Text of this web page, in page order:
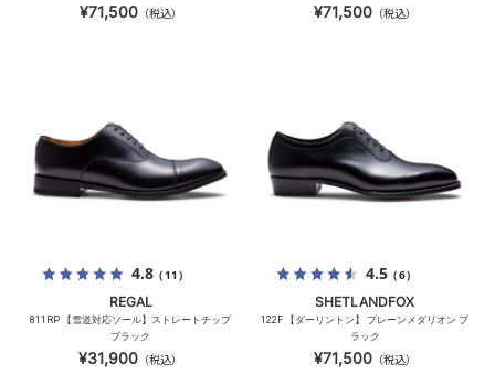
¥71,500（税込） ¥71,500（税込）
4.8（11）
REGAL
811RP 【雪道対応ソール】ストレートチップ
ブラック
¥31,900 （税込）
4.5（6）
SHETLANDFOX
122F 【ダーリントン】 プレーンメダリオン ブ
ラック
¥71,500（税込）